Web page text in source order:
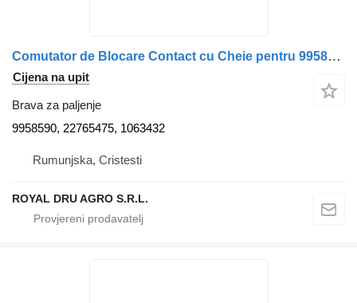
Comutator de Blocare Contact cu Cheie pentru 9958590 brava za paljenje za Volvo 9958590 22765475 1063432 kamiona
Cijena na upit
Brava za paljenje
9958590, 22765475, 1063432
Rumunjska, Cristesti
ROYAL DRU AGRO S.R.L.